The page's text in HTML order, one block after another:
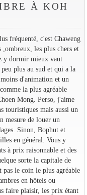
À KOH
fréquenté, c'est Chaweng
,ombreux, les plus chers et
y dormir mieux vaut
plus au sud et qui a la
d'animation et un
la plus agréable
Mong. Perso, j'aime
touristiques mais aussi un
mesure de louer un
Sinon, Bophut et
en général. Vous y
à prix raisonnable et des
sorte la capitale de
pas le coin le plus agréable
en hôtels ou
faire plaisir, les prix étant